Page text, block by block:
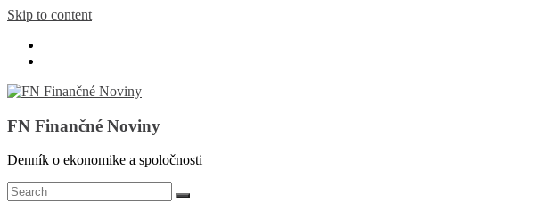
Skip to content
FN Finančné Noviny
Denník o ekonomike a spoločnosti